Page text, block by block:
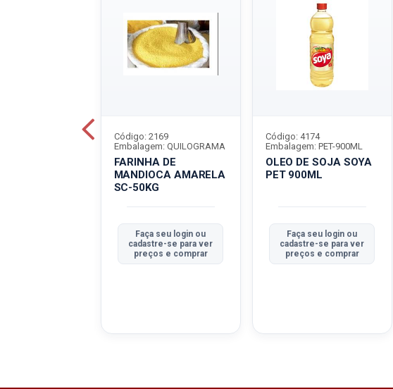
FARINHA DE
MANDIOCA AMARELA
SC-50KG
Código: 2169
Embalagem: QUILOGRAMA
Faça seu login ou
cadastre-se para ver
preços e comprar
OLEO DE SOJA SOYA
PET 900ML
Código: 4174
Embalagem: PET-900ML
Faça seu login ou
cadastre-se para ver
preços e comprar